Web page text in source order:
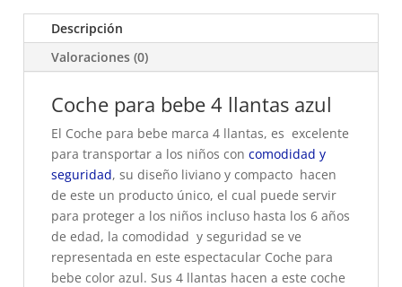
Descripción
Valoraciones (0)
Coche para bebe 4 llantas azul
El Coche para bebe marca 4 llantas, es excelente
para transportar a los niños con comodidad y
seguridad, su diseño liviano y compacto hacen
de este un producto único, el cual puede servir
para proteger a los niños incluso hasta los 6 años
de edad, la comodidad y seguridad se ve
representada en este espectacular Coche para
bebe color azul. Sus 4 llantas hacen a este coche